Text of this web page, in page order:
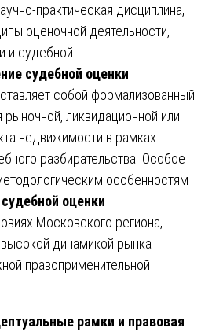
практическая дисциплина,
оценочной деятельности,
и судебной
судебной оценки
собой формализованный
ликвидационной или
недвижимости в рамках
разбирательства. Особое
особенностям
судебной оценки
Московского региона,
динамикой рынка
правоприменительной
рамки и правовая